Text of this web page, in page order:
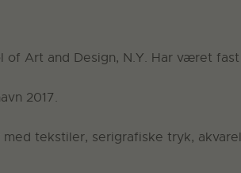
of Art and Design, N.Y. Har været fast
2017.
tekstiler, serigrafiske tryk, akvarel